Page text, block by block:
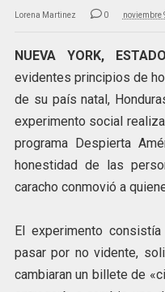
Lorena Martinez 0 noviembre
NUEVA YORK,
evidentes principios de
de su país natal,
experimento social
programa Despierta
honestidad de las
caracho conmovió a
El experimento
pasar por no vidente,
cambiaran un billete de